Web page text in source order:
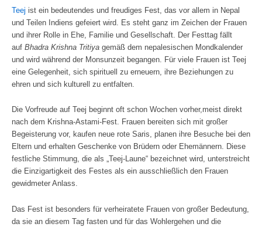
Teej ist ein bedeutendes und freudiges Fest, das vor allem in Nepal
und Teilen Indiens gefeiert wird. Es steht ganz im Zeichen der Frauen
und ihrer Rolle in Ehe, Familie und Gesellschaft. Der Festtag fällt
auf Bhadra Krishna Tritiya gemäß dem nepalesischen Mondkalender
und wird während der Monsunzeit begangen. Für viele Frauen ist Teej
eine Gelegenheit, sich spirituell zu erneuern, ihre Beziehungen zu
ehren und sich kulturell zu entfalten.
Die Vorfreude auf Teej beginnt oft schon Wochen vorher,meist direkt
nach dem Krishna-Astami-Fest. Frauen bereiten sich mit großer
Begeisterung vor, kaufen neue rote Saris, planen ihre Besuche bei den
Eltern und erhalten Geschenke von Brüdern oder Ehemännern. Diese
festliche Stimmung, die als „Teej-Laune“ bezeichnet wird, unterstreicht
die Einzigartigkeit des Festes als ein ausschließlich den Frauen
gewidmeter Anlass.
Das Fest ist besonders für verheiratete Frauen von großer Bedeutung,
da sie an diesem Tag fasten und für das Wohlergehen und die